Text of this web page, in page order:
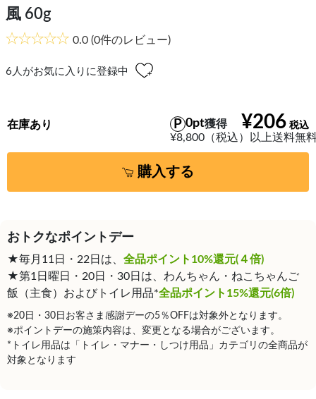
風 60g
0.0 (0件のレビュー)
6 人がお気に入りに登録中
¥206
0pt獲得
¥8,800（税込）以上送料無
在庫あり
購入する
おトクなポイントデー
★毎月11日・22日は、 全品ポイント10%還元(４倍)
★第1日曜日・20日・30日は、わんちゃん・ねこちゃんご
飯（主食）およびトイレ用品*全品ポイント15%還元(6倍)
※20日・30日お客さま感謝デーの5％OFFは対象外となります。
※ポイントデーの施策内容は、変更となる場合がございます。
*トイレ用品は「トイレ・マナー・しつけ用品」カテゴリの全商品が
対象となります